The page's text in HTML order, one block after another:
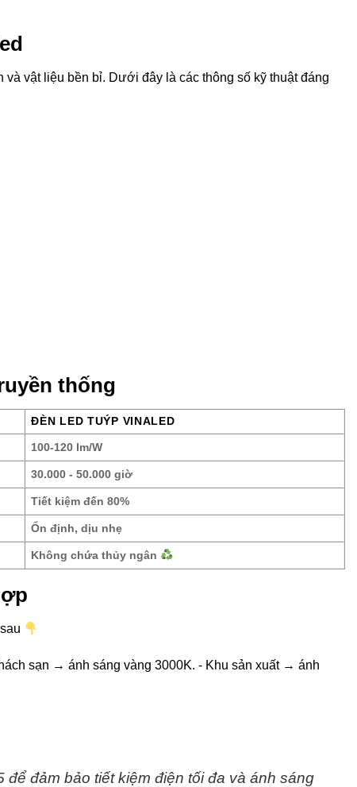
vật liệu bền bỉ. Dưới đây là các thông số kỹ thuật đáng
thống
ĐÈN LED TUÝP VINALED
100-120 lm/W
30.000 - 50.000 giờ
Tiết kiệm đến 80%
Ổn định, dịu nhẹ
Không chứa thủy ngân
sạn → ánh sáng vàng 3000K. - Khu sản xuất → ánh
để đảm bảo tiết kiệm điện tối đa và ánh sáng